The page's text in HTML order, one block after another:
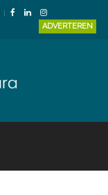
ADVERTEREN